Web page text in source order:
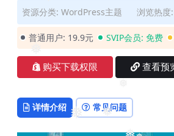
❅
❅
❅
❅
❅
资源分类: WordPress主题 浏览热度
普通用户: 19.9元 SVIP会员: 免费
购买下载权限 查看预
详情介绍 常见问题